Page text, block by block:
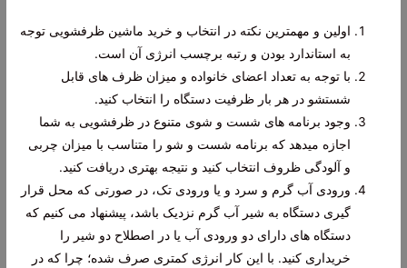
اولین و مهمترین نکته در انتخاب و خرید ماشین ظرفشویی توجه
به استاندارد بودن و رتبه برچسب انرژی آن است.
با توجه به تعداد اعضای خانواده و میزان ظرف های قابل
شستشو در هر بار ظرفیت دستگاه را انتخاب کنید.
وجود برنامه های شست و شوی متنوع در ظرفشویی به شما
اجازه میدهد که برنامه شست و شو را متناسب با میزان چربی
و آلودگی ظروف انتخاب کنید و نتیجه بهتری دریافت کنید.
ورودی آب گرم و سرد و یا ورودی تک، در صورتی که محل قرار
گیری دستگاه به شیر آب گرم نزدیک باشد، پیشنهاد می کنیم که
دستگاه های دارای دو ورودی آب یا در اصطلاح دو شیر را
خریداری کنید. با این کار انرژی کمتری صرف شده؛ چرا که در